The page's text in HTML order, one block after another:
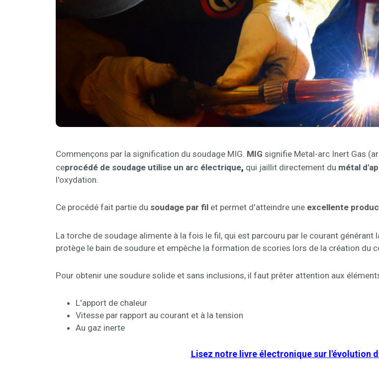
Commençons par la signification du soudage MIG. MIG signifie Metal-arc Inert Gas
ceprocédé de soudage utilise un arc électrique, qui jaillit directement du métal
l'oxydation.
Ce procédé fait partie du soudage par fil et permet d'atteindre une excellente
La torche de soudage alimente à la fois le fil, qui est parcouru par le courant générant
protège le bain de soudure et empêche la formation de scories lors de la création du
Pour obtenir une soudure solide et sans inclusions, il faut prêter attention aux
L'apport de chaleur
Vitesse par rapport au courant et à la tension
Au gaz inerte
Lisez notre livre électronique sur l'évolution